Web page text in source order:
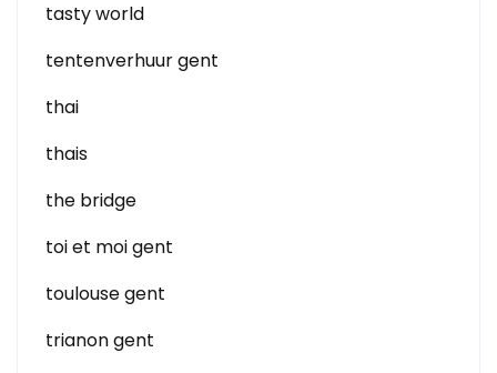
tasty world
tentenverhuur gent
thai
thais
the bridge
toi et moi gent
toulouse gent
trianon gent